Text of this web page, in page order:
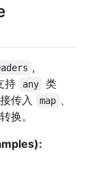
,
持 any
类
传入
map 、
换。